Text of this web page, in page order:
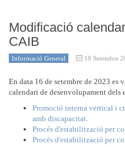
Modificació
CAIB
Informació General 18 Setembre
En data 16 de setembre de 2023
calendari de desenvolupament dels
Promoció interna vertical i
amb discapacitat.
Procés d'estabilització per
Procés d'estabilització per